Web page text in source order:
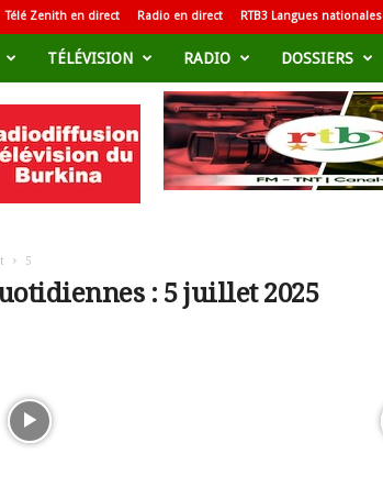
Télé Zenith en direct Radio en direct RTB3 Langues nationales
TÉLÉVISION RADIO DOSSIERS
5
: 5 juillet 2025